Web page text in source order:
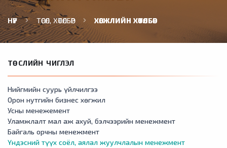
НҮҮР ТӨСӨЛ, ХӨТӨЛБӨР ХӨГЖЛИЙН ХӨТӨЛБӨР
ТӨСЛИЙН ЧИГЛЭЛ
Нийгмийн суурь үйлчилгээ
Орон нутгийн бизнес хөгжил
Усны менежемент
Уламжлалт мал аж ахуй, бэлчээрийн менежмент
Байгаль орчны менежмент
Үндэсний түүх соёл, аялал жуулчлалын менежмент